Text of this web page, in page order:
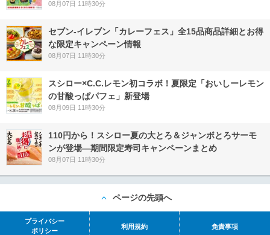
08月07日 11時30分
セブン‐イレブン「カレーフェス」全15品商品詳細とお得
な限定キャンペーン情報
08月07日 11時30分
スシロー×C.C.レモン初コラボ！夏限定「おいしーレモン
の甘酸っぱパフェ」新登場
08月09日 11時30分
110円から！スシロー夏の大とろ＆ジャンボとろサーモ
ンが登場―期間限定寿司キャンペーンまとめ
08月07日 11時30分
ページの先頭へ
プライバシー
ポリシー
利用規約 免責事項